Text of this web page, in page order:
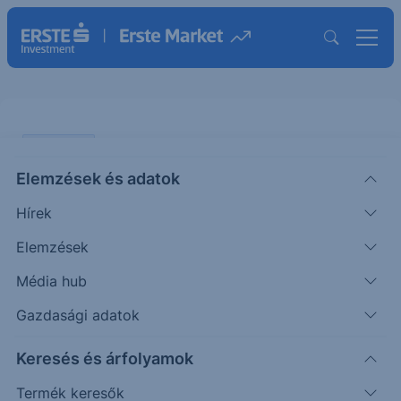
Elemzések és adatok
Hírek
Elemzések
Média hub
Gazdasági adatok
Keresés és árfolyamok
Termék keresők
Alphabet és a Marvell
Sajtóértesülések szerint a Google anyavállalata
tárgyalásokat folytat a Marvell Technology-val két